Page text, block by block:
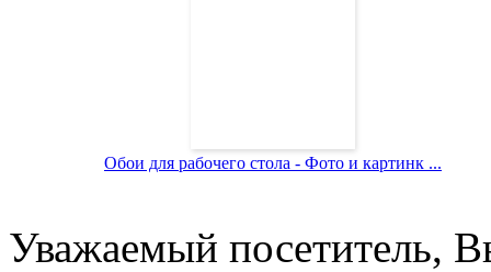
Обои для рабочего стола - Фото и картинк ...
Уважаемый посетитель,